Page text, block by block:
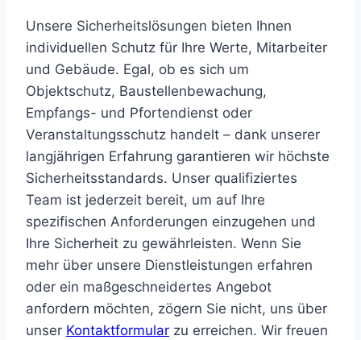
Unsere Sicherheitslösungen bieten Ihnen
individuellen Schutz für Ihre Werte, Mitarbeiter
und Gebäude. Egal, ob es sich um
Objektschutz, Baustellenbewachung,
Empfangs- und Pfortendienst oder
Veranstaltungsschutz handelt – dank unserer
langjährigen Erfahrung garantieren wir höchste
Sicherheitsstandards. Unser qualifiziertes
Team ist jederzeit bereit, um auf Ihre
spezifischen Anforderungen einzugehen und
Ihre Sicherheit zu gewährleisten. Wenn Sie
mehr über unsere Dienstleistungen erfahren
oder ein maßgeschneidertes Angebot
anfordern möchten, zögern Sie nicht, uns über
unser Kontaktformular zu erreichen. Wir freuen